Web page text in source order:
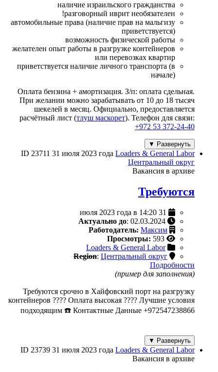
наличие израильского гражданства
разговорный иврит необязателен!
автомобильные права (наличие прав на мальгизу
приветствуется)
возможность физической работы
желателен опыт работы в разгрузке контейнеров
или перевозках квартир
приветствуется наличие личного транспорта (в
начале)
Оплата бензина + амортизация. З/п: оплата сдельная.
При желании можно зарабатывать от 10 до 18 тысяч
шекелей в месяц. Официально, предоставляется
расчётный лист (тлуш маскорет). Телефон для связи:
+972 53 372-24-40
Развернуть ▼
ID 23711 31 июля 2023 года Loaders & General Labor
Центральный округ
Вакансия в архиве
Требуются
Актуально до: 02.03.2024
Работодатель: Максим
Просмотры: 593
Loaders & General Labor
Region: Центральный округ
Подробности
(пример для заполнения)
Требуются срочно в Хайфовский порт на разгрузку
контейнеров ???? Оплата высокая ???? Лучшие условия
подходящим ☎️ Контактные Данные +972547238866
Развернуть ▼
ID 23739 31 июля 2023 года Loaders & General Labor
Вакансия в архиве